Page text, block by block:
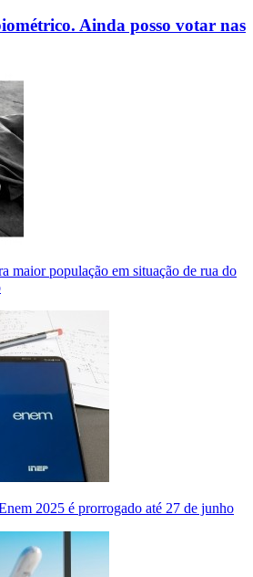
Ainda posso votar nas
maior população em situação de rua do
2025 é prorrogado até 27 de junho